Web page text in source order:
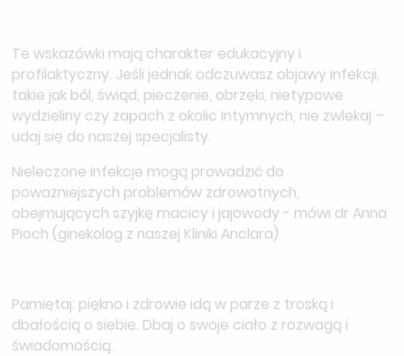
Te wskazówki mają charakter edukacyjny i
profilaktyczny. Jeśli jednak odczuwasz objawy infekcji,
takie jak ból, świąd, pieczenie, obrzęki, nietypowe
wydzieliny czy zapach z okolic intymnych, nie zwlekaj –
udaj się do naszej specjalisty.
Nieleczone infekcje mogą prowadzić do
poważniejszych problemów zdrowotnych,
obejmujących szyjkę macicy i jajowody - mówi dr Anna
Pioch (ginekolog z naszej Kliniki Anclara)
Pamiętaj: piękno i zdrowie idą w parze z troską i
dbałością o siebie. Dbaj o swoje ciało z rozwagą i
świadomością.